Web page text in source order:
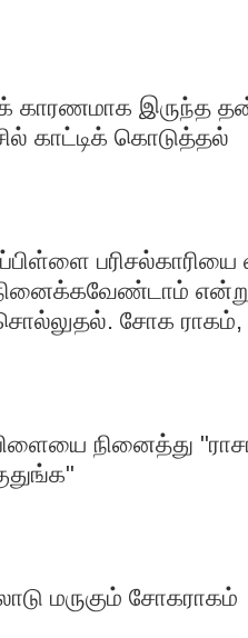
காரணமாக இருந்த
காட்டிக் கொடுத்தல்
சோக ராகம்,
நினைத்து
மருகும் சோகராகம்